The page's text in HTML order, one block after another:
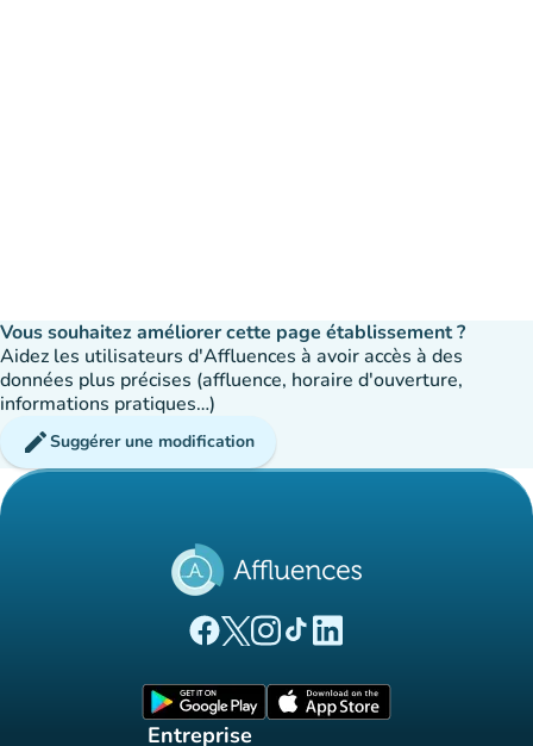
Vous souhaitez améliorer cette page établissement ?
Aidez les utilisateurs d'Affluences à avoir accès à des
données plus précises (affluence, horaire d'ouverture,
informations pratiques…)
editSuggérer une modification
(nouvel onglet)
(nouvel onglet)
(nouvel onglet)
(nouvel onglet)
(nouvel onglet)
Entreprise